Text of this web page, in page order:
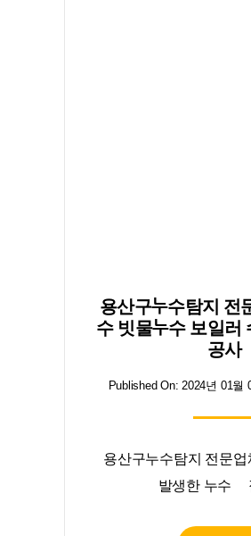
용산구누수탐지 전
수 빗물누수 보일러
공사
Published On: 2024년 01월
용산구누수탐지 전문업
발생한 누수